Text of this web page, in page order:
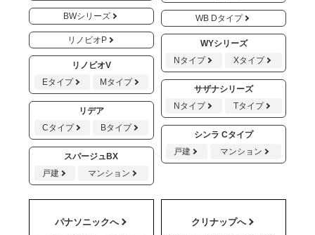
BWシリーズ
リノビオP
リノビオV
Eタイプ
Mタイプ
リデア
Cタイプ
Bタイプ
スパージュBX
戸建
マンション
WB Dタイプ
WYシリーズ
Nタイプ
Xタイプ
サザナシリーズ
Nタイプ
Tタイプ
シンラ Cタイプ
戸建
マンション
パナソニックへ
クリナップへ